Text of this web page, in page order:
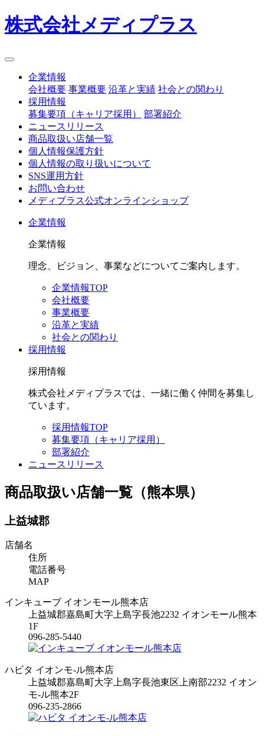
株式会社メディプラス
企業情報
会社概要 事業概要 沿革と実績 社会との関わり
採用情報
募集要項（キャリア採用）
部署紹介
ニュースリリース
商品取扱い店舗一覧
個人情報保護方針
個人情報の取り扱いについて
SNS運用方針
お問い合わせ
メディプラス公式オンラインショップ
企業情報
企業情報
理念、ビジョン、事業などについてご案内します。
企業情報TOP
会社概要
事業概要
沿革と実績
社会との関わり
採用情報
採用情報
株式会社メディプラスでは、一緒に働く仲間を募集し
ています。
採用情報TOP
募集要項（キャリア採用）
部署紹介
ニュースリリース
商品取扱い店舗一覧（熊本県）
上益城郡
店舗名
住所
電話番号
MAP
インキューブ イオンモール熊本店
上益城郡嘉島町大字上島字長池2232 イオンモール熊本
1F
096-285-5440
ハビタ イオンモ-ル熊本店
上益城郡嘉島町大字上島字長池東区上南部2232 イオン
モ-ル熊本2F
096-235-2866